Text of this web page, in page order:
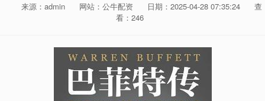
来源：admin 网站：公牛配资 日期：2025-04-28 07:35:24
查
看：246